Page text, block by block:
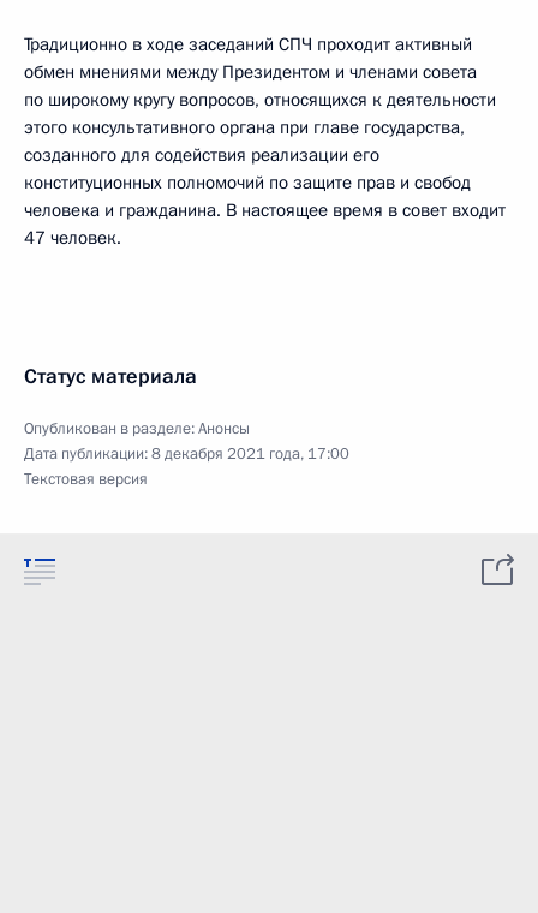
Традиционно в ходе заседаний СПЧ проходит активный
обмен мнениями между Президентом и членами совета
по широкому кругу вопросов, относящихся к деятельности
этого консультативного органа при главе государства,
созданного для содействия реализации его
конституционных полномочий по защите прав и свобод
человека и гражданина. В настоящее время в совет входит
47 человек.
Статус материала
Опубликован в разделе:Анонсы
Дата публикации:8 декабря 2021 года, 17:00
Текстовая версия